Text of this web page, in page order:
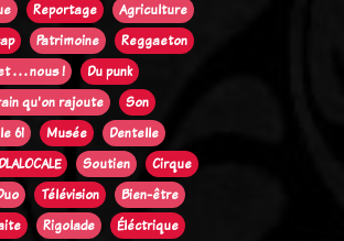
Reportage
Agriculture
Patrimoine
Reggaeton
. . . nous !
Du punk
qu'on rajoute
Son
61
Musée
Dentelle
Soutien
Cirque
Télévision
Bien-être
Rigolade
Éléctrique